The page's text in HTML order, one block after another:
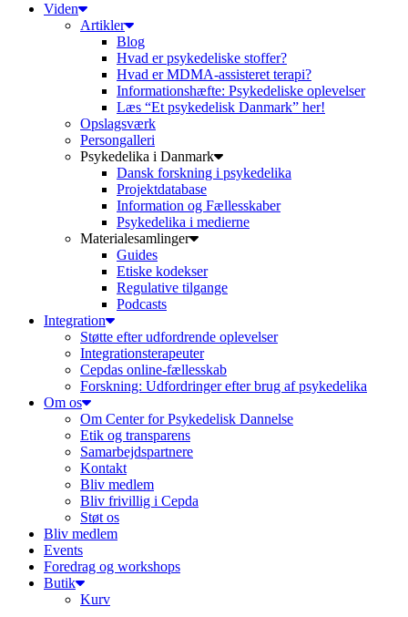
Viden
Artikler
Blog
Hvad er psykedeliske stoffer?
Hvad er MDMA-assisteret terapi?
Informationshæfte: Psykedeliske oplevelser
Læs “Et psykedelisk Danmark” her!
Opslagsværk
Persongalleri
Psykedelika i Danmark
Dansk forskning i psykedelika
Projektdatabase
Information og Fællesskaber
Psykedelika i medierne
Materialesamlinger
Guides
Etiske kodekser
Regulative tilgange
Podcasts
Integration
Støtte efter udfordrende oplevelser
Integrationsterapeuter
Cepdas online-fællesskab
Forskning: Udfordringer efter brug af psykedelika
Om os
Om Center for Psykedelisk Dannelse
Etik og transparens
Samarbejdspartnere
Kontakt
Bliv medlem
Bliv frivillig i Cepda
Støt os
Bliv medlem
Events
Foredrag og workshops
Butik
Kurv